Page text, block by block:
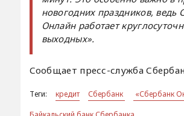
новогодних праздников, ведь
Онлайн работает
выходных».
Сообщает пресс-служба
Теги: кредит Сбербанк
«Сбербанк